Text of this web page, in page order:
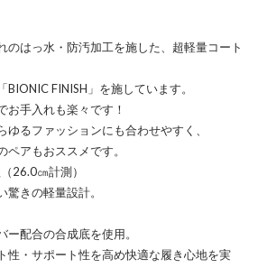
はっ水・防汚加工を施した、超軽量コート
FINISH」を施しています。
お手入れも楽々です！
るファッションにも合わせやすく、
アもおススメです。
26.0㎝計測）
きの軽量設計。
配合の合成底を使用。
性・サポート性を高め快適な履き心地を実